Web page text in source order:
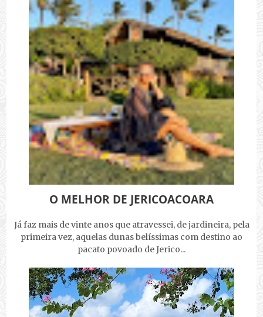
O MELHOR DE JERICOACOARA
Já faz mais de vinte anos que atravessei, de jardineira, pela
primeira vez, aquelas dunas belíssimas com destino ao
pacato povoado de Jerico...